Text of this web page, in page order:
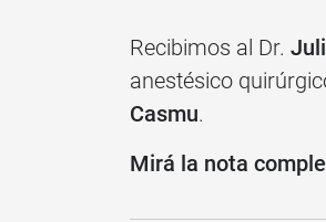
Recibimos al Dr.
anestésico
Casmu.
Mirá la nota